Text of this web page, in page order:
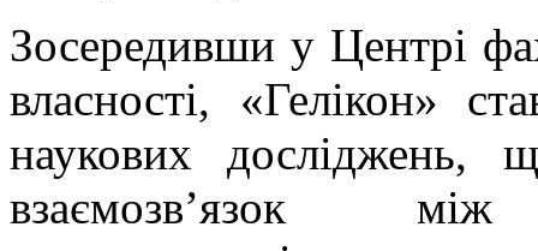
Зосередивши у Центрі
власності, «Гелікон»
наукових досліджень,
взаємозв’язок